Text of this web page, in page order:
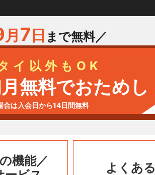
月 7 日 まで無料／
イ以外もOK
無料でおためし
は入会日から14日間無料
機能／
よくある